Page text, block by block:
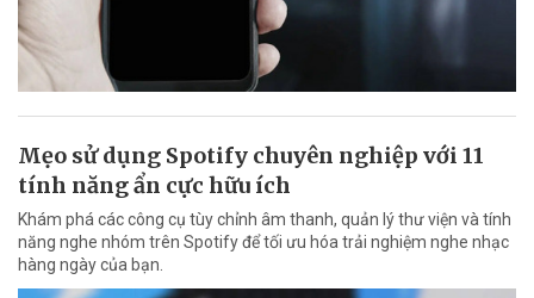
Mẹo sử dụng Spotify chuyên nghiệp với 11
tính năng ẩn cực hữu ích
Khám phá các công cụ tùy chỉnh âm thanh, quản lý thư viện và tính
năng nghe nhóm trên Spotify để tối ưu hóa trải nghiệm nghe nhạc
hàng ngày của bạn.